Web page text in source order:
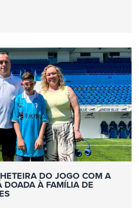
DO JOGO COM A
DOADA À FAMÍLIA DE